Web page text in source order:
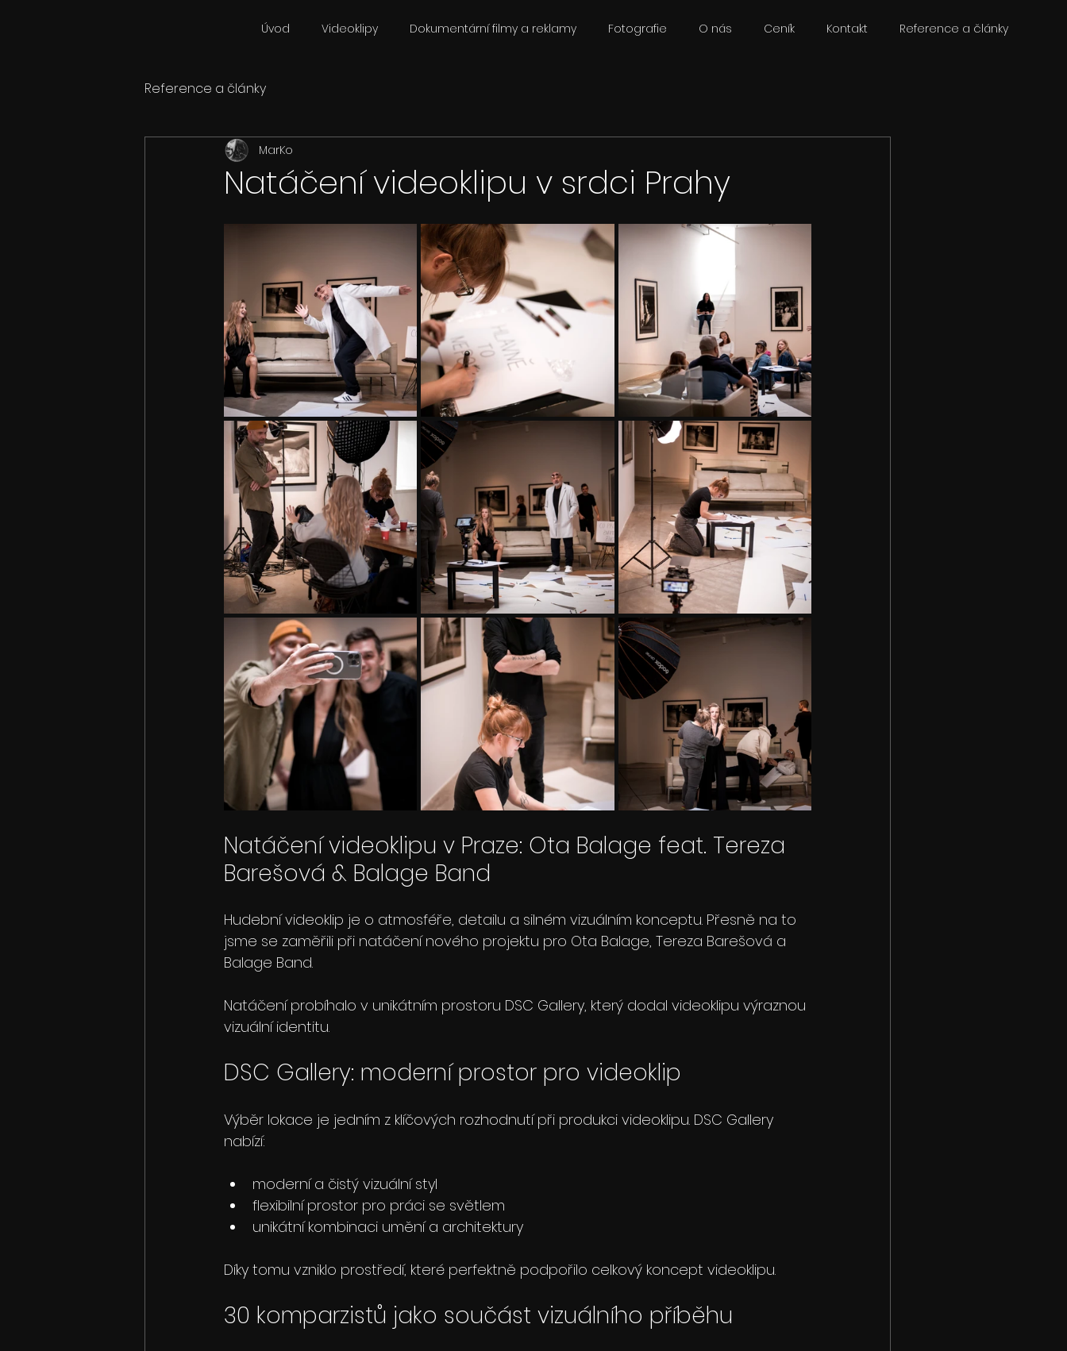
Úvod Videoklipy Dokumentární filmy a reklamy Fotografie O nás Ceník Kontakt Reference a články
Reference a články
Natáčení videoklipu v srdci Prahy
MarKo
Natáčení videoklipu v Praze: Ota Balage feat. Tereza
Barešová & Balage Band
Hudební videoklip je o atmosféře, detailu a silném vizuálním konceptu. Přesně na to
jsme se zaměřili při natáčení nového projektu pro Ota Balage, Tereza Barešová a
Balage Band.
Natáčení probíhalo v unikátním prostoru DSC Gallery, který dodal videoklipu výraznou
vizuální identitu.
DSC Gallery: moderní prostor pro videoklip
Výběr lokace je jedním z klíčových rozhodnutí při produkci videoklipu. DSC Gallery
nabízí:
moderní a čistý vizuální styl
flexibilní prostor pro práci se světlem
unikátní kombinaci umění a architektury
Díky tomu vzniklo prostředí, které perfektně podpořilo celkový koncept videoklipu.
30 komparzistů jako součást vizuálního příběhu